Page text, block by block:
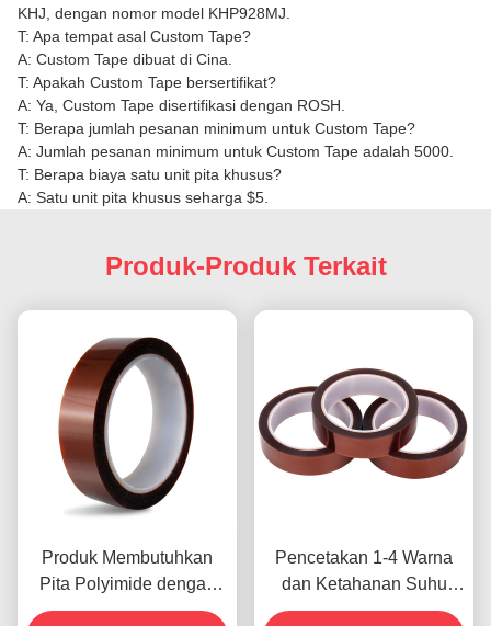
KHJ, dengan nomor model KHP928MJ.
T: Apa tempat asal Custom Tape?
A: Custom Tape dibuat di Cina.
T: Apakah Custom Tape bersertifikat?
A: Ya, Custom Tape disertifikasi dengan ROSH.
T: Berapa jumlah pesanan minimum untuk Custom Tape?
A: Jumlah pesanan minimum untuk Custom Tape adalah 5000.
T: Berapa biaya satu unit pita khusus?
A: Satu unit pita khusus seharga $5.
Produk-Produk Terkait
Produk Membutuhkan
Pita Polyimide dengan
Resistensi Tegangan
Pencetakan 1-4 Warna
dan Ketahanan Suhu
-10C-80C Metode